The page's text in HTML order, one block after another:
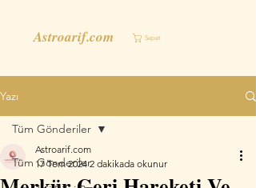
Astroarif.com Sepet
Yazı
Tüm Gönderiler
Tüm Gönderiler
Astroarif.com
17 Tem 2024 2 dakikada okunur